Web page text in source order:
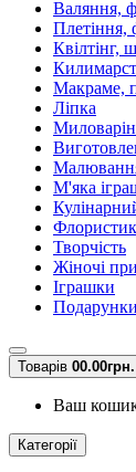
Валяння,
Плетіння,
Квілтінг,
Макраме,
Ліпка
М'яка
Творчість
Жіночі
Іграшки
Товарів 00.00грн.
Ваш
Категорії